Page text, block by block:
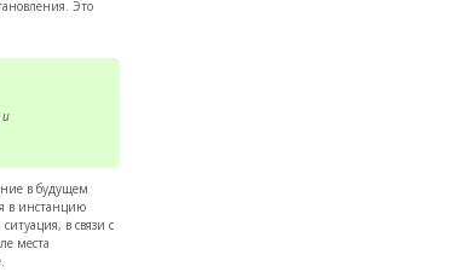
Это
и
в будущем
в инстанцию
в связи с
места